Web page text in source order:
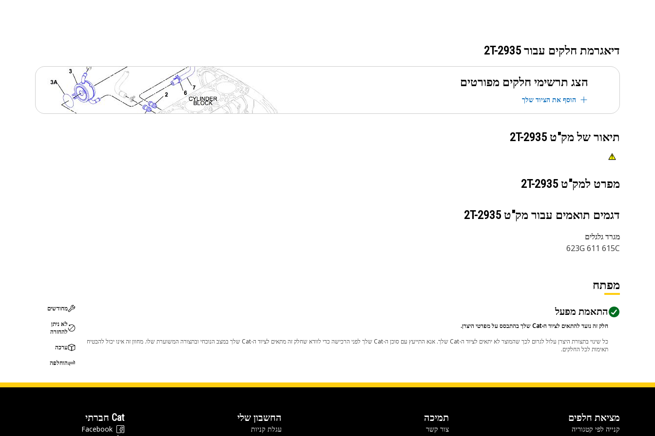
דיאגרמת חלקים עבור 2T-2935
הצג תרשימי חלקים מפורטים
הוסף את הציוד שלך
תיאור של מק"ט 2T-2935
מפרט למק"ט 2T-2935
דגמים תואמים עבור מק"ט 2T-2935
מגרד גלגלים
623G 611 615C
מפתח
התאמת מפעל
חלק זה נועד להתאים לציוד ה-Cat שלך בהתבסס על מפרטי היצרן.
כל שינוי בתצורת היצרן עלול לגרום לכך שהמוצר לא יתאים לציוד ה-Cat שלך. אנא התייעץ עם סוכן ה-Cat שלך לפני הרכישה כדי לוודא שחלק זה מתאים לציוד ה-Cat שלך במצב הנוכחי ובתצורה המשוערת שלו. מחוון זה אינו יכול להבטיח
תאימות לכל החלקים.
מחודשים
לא ניתן
להחזרה
ערכה
הוחלפה
מציאת חלפים
קנייה לפי קטגוריה
תמיכה
צור קשר
החשבון שלי
עגלת קניות
Cat חברתי
Facebook